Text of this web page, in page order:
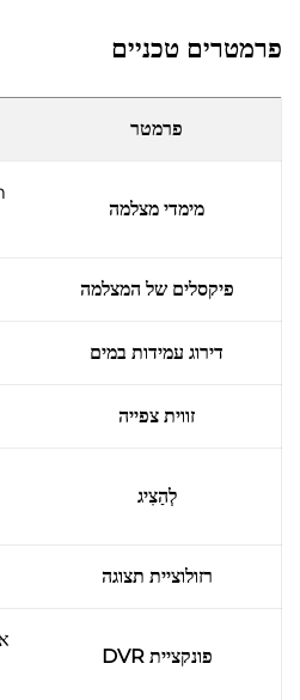
פרמטרים טכניים
פרמטר
מימדי מצלמה
פיקסלים של המצלמה
דירוג עמידות במים
זווית צפייה
לְהַצִיג
רזולוציית תצוגה
פונקציית DVR